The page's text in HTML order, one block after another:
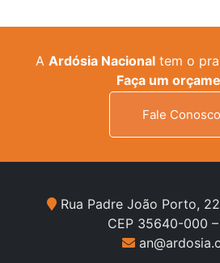
A Ardósia Nacionaltem o
Faça um
Fale Conosco
Rua Padre João Porto,
CEP 35640-000